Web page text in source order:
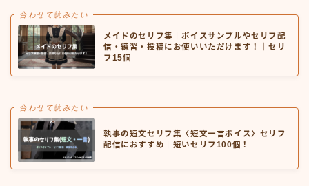
合わせて読みたい
メイドのセリフ集｜ボイスサンプルやセリフ配
信・練習・投稿にお使いいただけます！｜セリ
フ15個
合わせて読みたい
執事の短文セリフ集〈短文一言ボイス〉セリフ
配信におすすめ｜短いセリフ100個！